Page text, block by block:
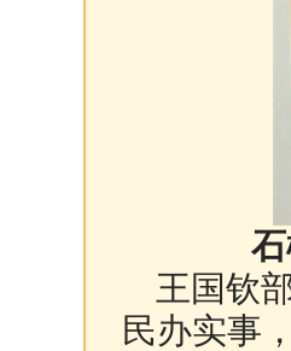
王国钦
民办实事